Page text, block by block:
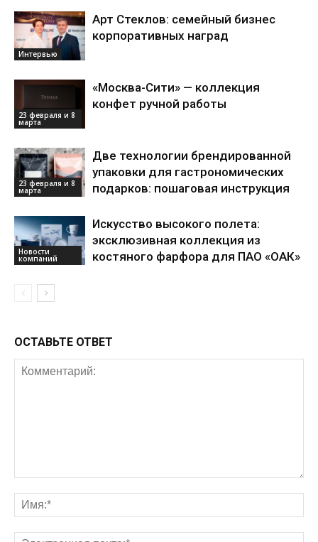
Интервью
Арт Стеклов: семейный бизнес
корпоративных наград
23 февраля и 8
марта
«Москва-Сити» — коллекция
конфет ручной работы
23 февраля и 8
марта
Две технологии брендированной
упаковки для гастрономических
подарков: пошаговая инструкция
Новости
компаний
Искусство высокого полета:
эксклюзивная коллекция из
костяного фарфора для ПАО «ОАК»
ОСТАВЬТЕ ОТВЕТ